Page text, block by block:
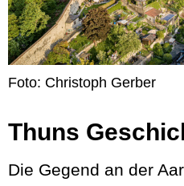
Foto: Christoph Gerber
Thuns
Die Gegend an der